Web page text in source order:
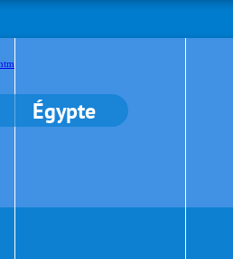
Égypte